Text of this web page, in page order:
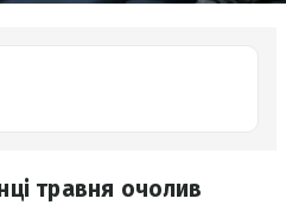
травня очолив